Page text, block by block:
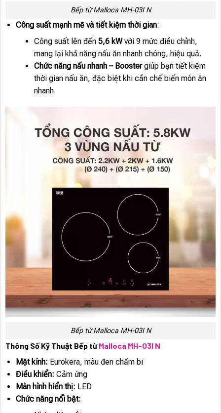
Bếp từ Malloca MH-03I N
Công suất mạnh mẽ và tiết kiệm thời gian:
Công suất lên đến 5,6 kWvới 9 mức điều chỉnh,
mang lại khả năng nấu ăn nhanh chóng, hiệu quả.
Chức năng nấu nhanh – Boostergiúp bạn tiết kiệm
thời gian nấu ăn, đặc biệt khi cần chế biến món ăn
nhanh.
Bếp từ Malloca MH-03I N
Thông Số Kỹ Thuật Bếp từMalloca MH-03I N
Mặt kính: Eurokera, màu đen chấm bi
Điều khiển: Cảm ứng
Màn hình hiển thị: LED
Chức năng nổi bật: